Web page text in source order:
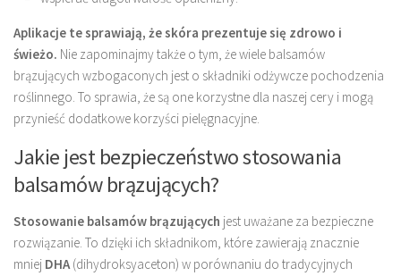
Aplikacje te sprawiają, że skóra prezentuje się zdrowo i
świeżo. Nie zapominajmy także o tym, że wiele balsamów
brązujących wzbogaconych jest o składniki odżywcze pochodzenia
roślinnego. To sprawia, że są one korzystne dla naszej cery i mogą
przynieść dodatkowe korzyści pielęgnacyjne.
Jakie jest bezpieczeństwo stosowania
balsamów brązujących?
Stosowanie balsamów brązujących jest uważane za bezpieczne
rozwiązanie. To dzięki ich składnikom, które zawierają znacznie
mniej DHA(dihydroksyaceton) w porównaniu do tradycyjnych